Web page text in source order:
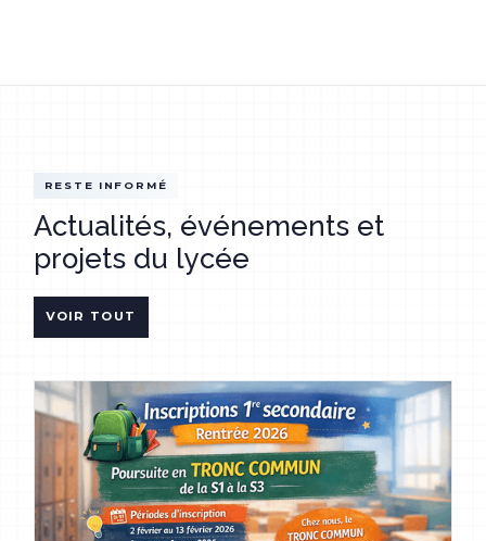
RESTE INFORMÉ
Actualités, événements et
projets du lycée
VOIR TOUT